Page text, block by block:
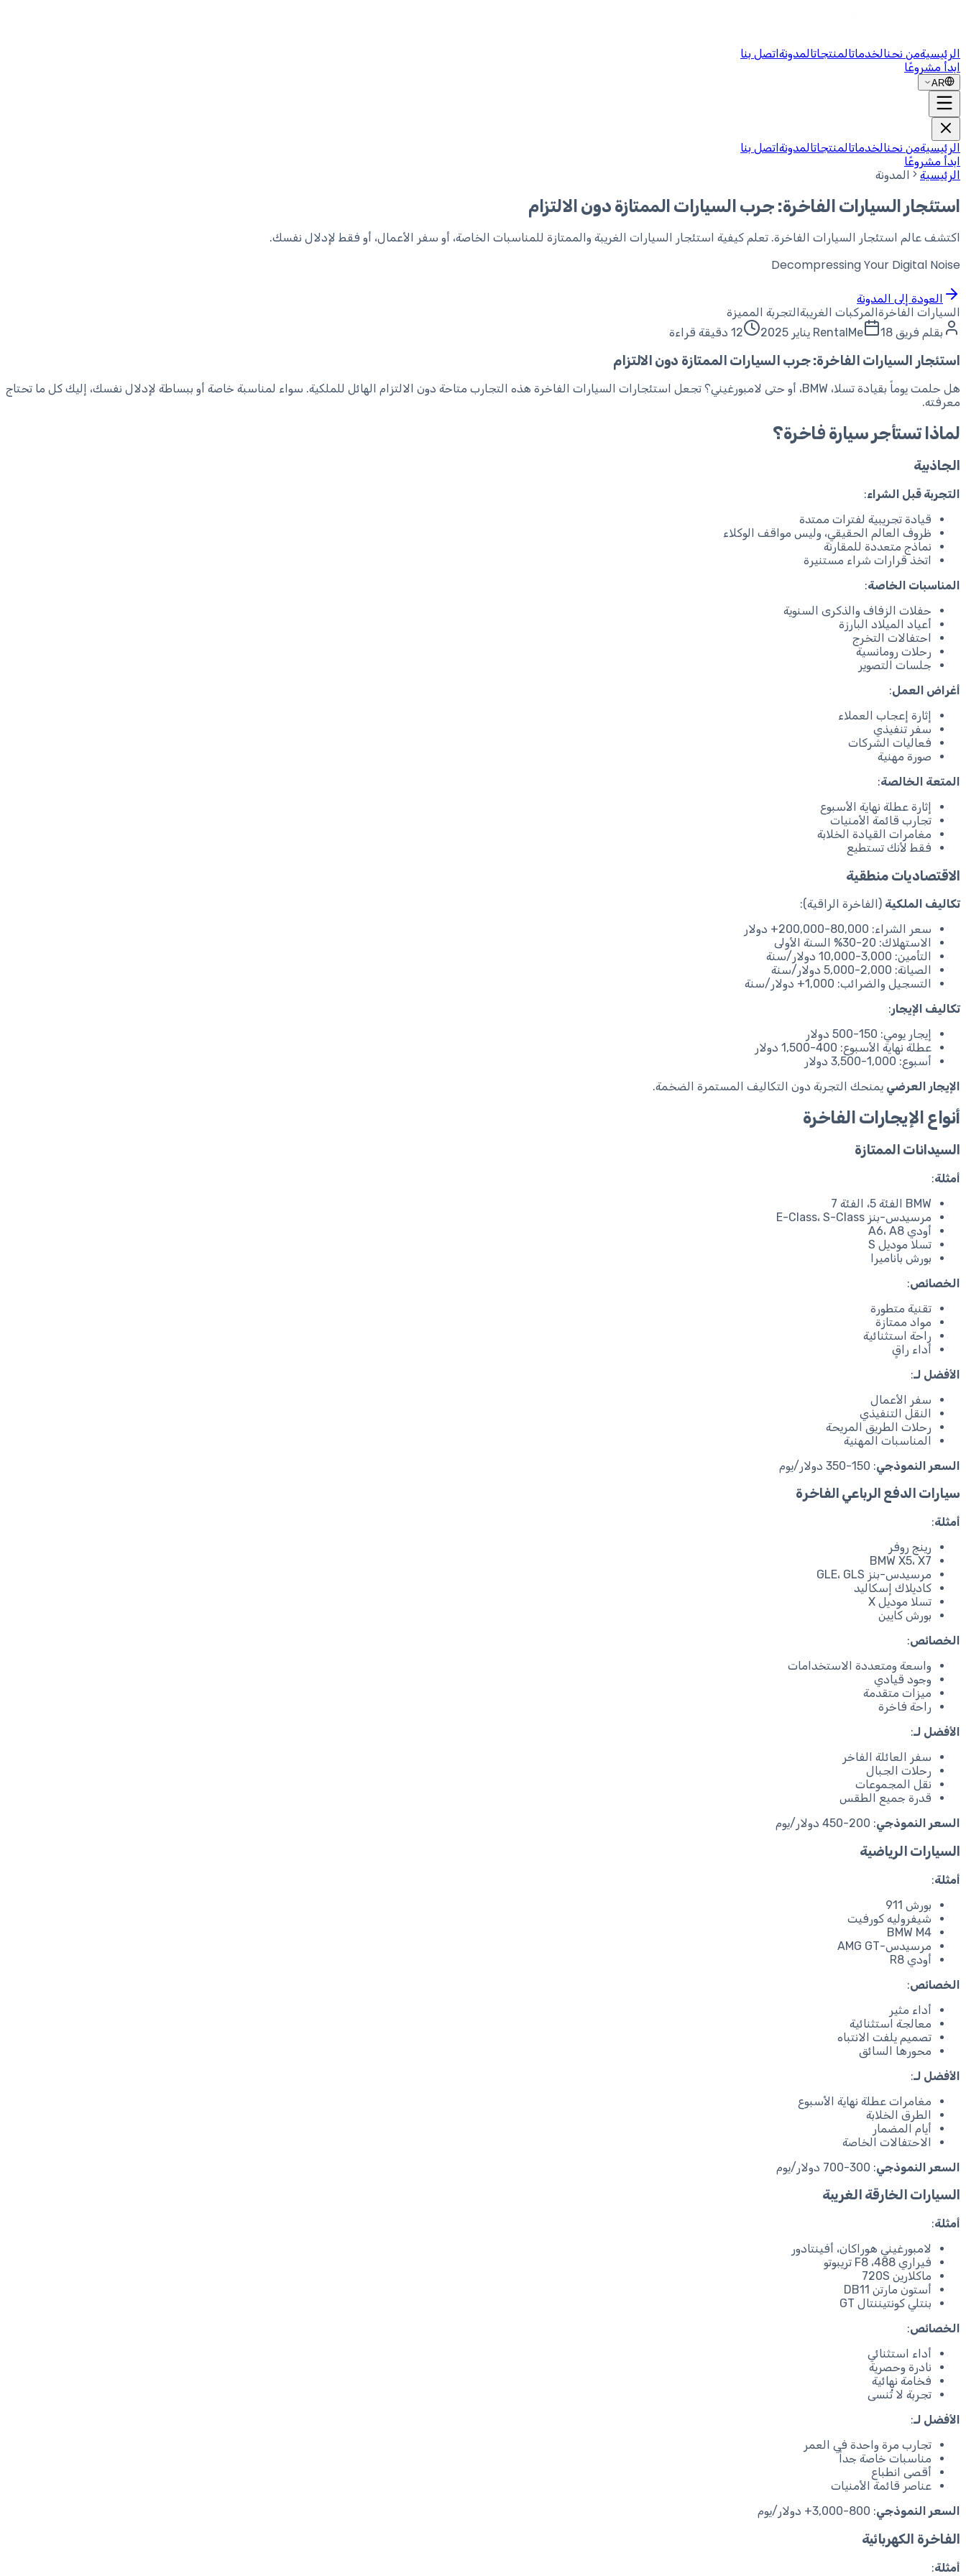
الرئيسيةمن نحنالخدماتالمنتجاتالمدونةاتصل بنا
ابدأ مشروعًا
AR
الرئيسيةمن نحنالخدماتالمنتجاتالمدونةاتصل بنا
ابدأ مشروعًا
الرئيسية
المدونة
استئجار السيارات الفاخرة: جرب السيارات الممتازة دون الالتزام
اكتشف عالم استئجار السيارات الفاخرة. تعلم كيفية استئجار السيارات الغريبة والممتازة للمناسبات الخاصة، أو سفر الأعمال، أو فقط لإدلال نفسك.
Decompressing Your Digital Noise
العودة إلى المدونة
السيارات الفاخرةالمركبات الغريبةالتجربة المميزة
بقلم فريق RentalMe 18 يناير 2025 12 دقيقة قراءة
استئجار السيارات الفاخرة: جرب السيارات الممتازة دون الالتزام
هل حلمت يوماً بقيادة تسلا، BMW، أو حتى لامبورغيني؟ تجعل استئجارات السيارات الفاخرة هذه التجارب متاحة دون الالتزام الهائل للملكية. سواء لمناسبة خاصة أو ببساطة لإدلال نفسك، إليك كل ما تحتاج
معرفته.
لماذا تستأجر سيارة فاخرة؟
الجاذبية
التجربة قبل الشراء:
قيادة تجريبية لفترات ممتدة
ظروف العالم الحقيقي، وليس مواقف الوكلاء
نماذج متعددة للمقارنة
اتخذ قرارات شراء مستنيرة
المناسبات الخاصة:
حفلات الزفاف والذكرى السنوية
أعياد الميلاد البارزة
احتفالات التخرج
رحلات رومانسية
جلسات التصوير
أغراض العمل:
إثارة إعجاب العملاء
سفر تنفيذي
فعاليات الشركات
صورة مهنية
المتعة الخالصة:
إثارة عطلة نهاية الأسبوع
تجارب قائمة الأمنيات
مغامرات القيادة الخلابة
فقط لأنك تستطيع
الاقتصاديات منطقية
تكاليف الملكية (الفاخرة الراقية):
سعر الشراء: 80,000-200,000+ دولار
الاستهلاك: 20-30% السنة الأولى
التأمين: 3,000-10,000 دولار/سنة
الصيانة: 2,000-5,000 دولار/سنة
التسجيل والضرائب: 1,000+ دولار/سنة
تكاليف الإيجار:
إيجار يومي: 150-500 دولار
عطلة نهاية الأسبوع: 400-1,500 دولار
أسبوع: 1,000-3,500 دولار
الإيجار العرضي يمنحك التجربة دون التكاليف المستمرة الضخمة.
أنواع الإيجارات الفاخرة
السيدانات الممتازة
أمثلة:
BMW الفئة 5، الفئة 7
مرسيدس-بنز E-Class، S-Class
أودي A6، A8
تسلا موديل S
بورش باناميرا
الخصائص:
تقنية متطورة
مواد ممتازة
راحة استثنائية
أداء راقٍ
الأفضل لـ:
سفر الأعمال
النقل التنفيذي
رحلات الطريق المريحة
المناسبات المهنية
السعر النموذجي: 150-350 دولار/يوم
سيارات الدفع الرباعي الفاخرة
أمثلة:
رينج روفر
BMW X5، X7
مرسيدس-بنز GLE، GLS
كاديلاك إسكاليد
تسلا موديل X
بورش كايين
الخصائص:
واسعة ومتعددة الاستخدامات
وجود قيادي
ميزات متقدمة
راحة فاخرة
الأفضل لـ:
سفر العائلة الفاخر
رحلات الجبال
نقل المجموعات
قدرة جميع الطقس
السعر النموذجي: 200-450 دولار/يوم
السيارات الرياضية
أمثلة:
بورش 911
شيفروليه كورفيت
BMW M4
مرسيدس-AMG GT
أودي R8
الخصائص:
أداء مثير
معالجة استثنائية
تصميم يلفت الانتباه
محورها السائق
الأفضل لـ:
مغامرات عطلة نهاية الأسبوع
الطرق الخلابة
أيام المضمار
الاحتفالات الخاصة
السعر النموذجي: 300-700 دولار/يوم
السيارات الخارقة الغريبة
أمثلة:
لامبورغيني هوراكان، أفينتادور
فيراري 488، F8 تريبوتو
ماكلارين 720S
أستون مارتن DB11
بنتلي كونتيننتال GT
الخصائص:
أداء استثنائي
نادرة وحصرية
فخامة نهائية
تجربة لا تُنسى
الأفضل لـ:
تجارب مرة واحدة في العمر
مناسبات خاصة جداً
أقصى انطباع
عناصر قائمة الأمنيات
السعر النموذجي: 800-3,000+ دولار/يوم
الفاخرة الكهربائية
أمثلة: